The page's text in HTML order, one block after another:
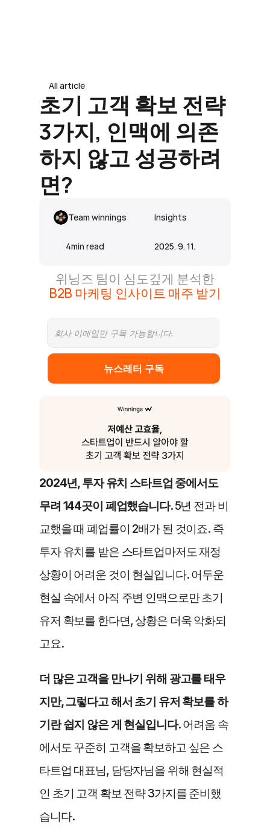
초기 고객 확보 전략
3가지, 인맥에 의존
하지 않고 성공하려
면?
Team winnings Insights
4min read 2025. 9. 11.
위닝즈 팀이 심도깊게 분석한
B2B 마케팅 인사이트 매주 받기
뉴스레터 구독
2024년, 투자 유치 스타트업 중에서도
무려 144곳이 폐업했습니다. 5년 전과 비
교했을 때 폐업률이 2배가 된 것이죠. 즉
투자 유치를 받은 스타트업마저도 재정
상황이 어려운 것이 현실입니다. 어두운
현실 속에서 아직 주변 인맥으로만 초기
유저 확보를 한다면, 상황은 더욱 악화되
고요.
더 많은 고객을 만나기 위해 광고를 태우
지만, 그렇다고 해서 초기 유저 확보를 하
기란 쉽지 않은 게 현실입니다. 어려움 속
에서도 꾸준히 고객을 확보하고 싶은 스
타트업 대표님, 담당자님을 위해 현실적
인 초기 고객 확보 전략 3가지를 준비했
습니다.
All article